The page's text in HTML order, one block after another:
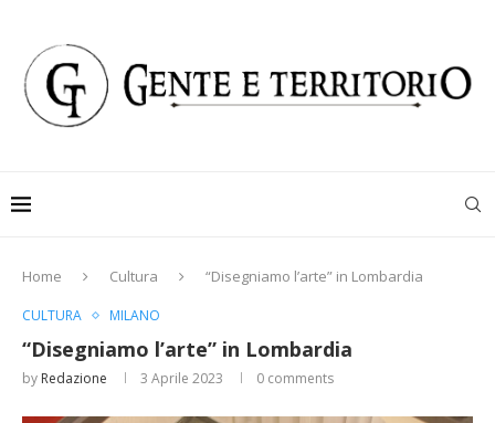
Home Cultura “Disegniamo l’arte” in Lombardia
CULTURA MILANO
“Disegniamo l’arte” in Lombardia
by Redazione 3 Aprile 2023 0 comments